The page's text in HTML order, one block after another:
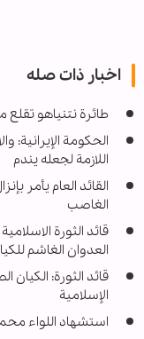
اخبار ذات صله
طائرة نتنياهو
الحكومة الإيرانية:
اللازمة لجعله يندم
القائد العام يأمر
الغاصب
قائد الثورة
العدوان الغاشم
قائد الثورة:
الإسلامية
استشهاد اللواء